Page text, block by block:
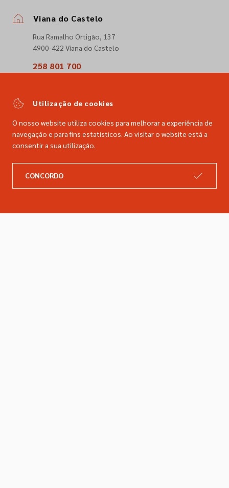
Viana do Castelo
Rua Ramalho Ortigão, 137
4900-422 Viana do Castelo
258 801 700
comercial@dimacer.com
Catálogo
Utilização de cookies
O nosso website utiliza cookies para melhorar a experiência de
navegação e para fins estatísticos. Ao visitar o website está a
consentir a sua utilização.
CONCORDO